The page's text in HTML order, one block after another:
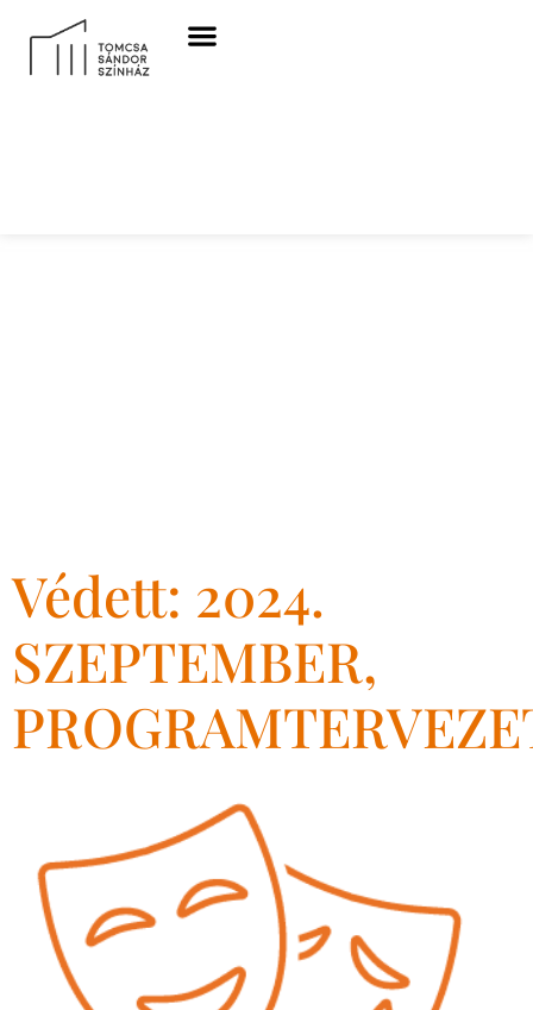
Védett: 2024.
SZEPTEMBER,